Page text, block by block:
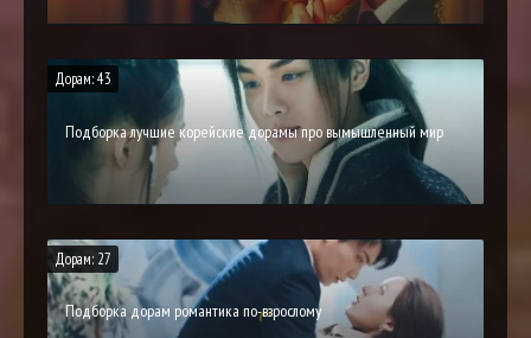
Дорам: 43
Подборка лучшие корейские дорамы про вымышленный мир
Дорам: 27
Подборка дорам романтика по-взрослому